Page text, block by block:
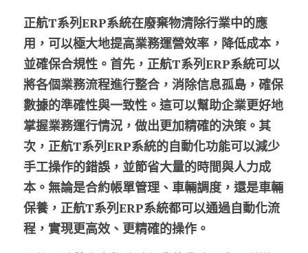
正航T系列ERP系統在廢棄物清除行業中的應
用，可以極大地提高業務運營效率，降低成本，
並確保合規性。首先，正航T系列ERP系統可以
將各個業務流程進行整合，消除信息孤島，確保
數據的準確性與一致性。這可以幫助企業更好地
掌握業務運行情況，做出更加精確的決策。其
次，正航T系列ERP系統的自動化功能可以減少
手工操作的錯誤，並節省大量的時間與人力成
本。無論是合約帳單管理、車輛調度，還是車輛
保養，正航T系列ERP系統都可以通過自動化流
程，實現更高效、更精確的操作。